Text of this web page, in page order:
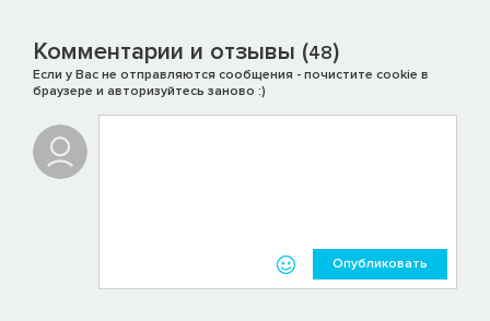
Комментарии и отзывы (48)
Если у Вас не отправляются сообщения - почистите cookie в
браузере и авторизуйтесь заново :)
Опубликовать